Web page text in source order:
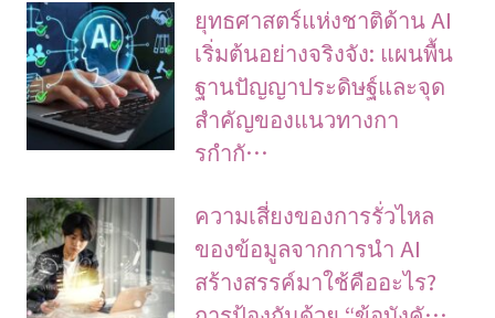
ยุทธศาสตร์แห่งชาติด้าน AI
เริ่มต้นอย่างจริงจัง: แผนพื้น
ฐานปัญญาประดิษฐ์และจุด
สำคัญของแนวทางกา
รกำกั…
ความเสี่ยงของการรั่วไหล
ของข้อมูลจากการนำ AI
สร้างสรรค์มาใช้คืออะไร?